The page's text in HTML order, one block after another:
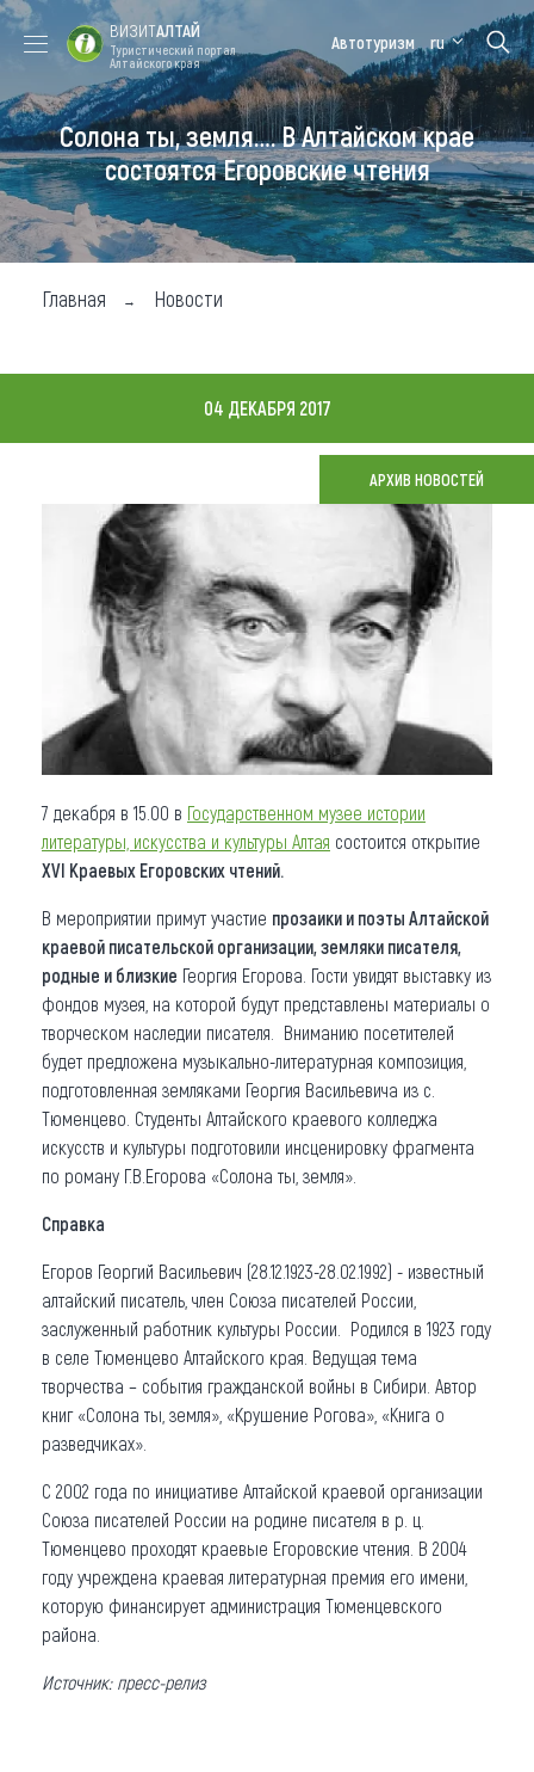
Форум VISIT
ALTAI
Цветение
маральника
Медицинский
форум
Алтайская
зимовка
Туры
Где побывать
Чем заняться
Где остановиться
Новости
Что привезти (сувениры)
О регионе
Коллекция впечатлений
Другие рубрики
ВИЗИТАЛТАЙ
Туристический портал
Алтайского края
Автотуризм ru
Солона ты, земля…. В Алтайском крае
состоятся Егоровские чтения
Главная Новости
04 ДЕКАБРЯ 2017
АРХИВ НОВОСТЕЙ
7 декабря в 15.00 в Государственном музее истории
литературы, искусства и культуры Алтая состоится открытие
XVI Краевых Егоровских чтений.
В мероприятии примут участие прозаики и поэты Алтайской
краевой писательской организации, земляки писателя,
родные и близкие Георгия Егорова. Гости увидят выставку из
фондов музея, на которой будут представлены материалы о
творческом наследии писателя. Вниманию посетителей
будет предложена музыкально-литературная композиция,
подготовленная земляками Георгия Васильевича из с.
Тюменцево. Студенты Алтайского краевого колледжа
искусств и культуры подготовили инсценировку фрагмента
по роману Г.В.Егорова «Солона ты, земля».
Справка
Егоров Георгий Васильевич (28.12.1923-28.02.1992) - известный
алтайский писатель, член Союза писателей России,
заслуженный работник культуры России. Родился в 1923 году
в селе Тюменцево Алтайского края. Ведущая тема
творчества – события гражданской войны в Сибири. Автор
книг «Солона ты, земля», «Крушение Рогова», «Книга о
разведчиках».
С 2002 года по инициативе Алтайской краевой организации
Союза писателей России на родине писателя в р. ц.
Тюменцево проходят краевые Егоровские чтения. В 2004
году учреждена краевая литературная премия его имени,
которую финансирует администрация Тюменцевского
района.
Источник: пресс-релиз